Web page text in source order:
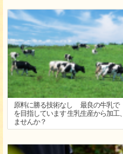
原料に勝る技術なし 最良の牛乳で
を目指しています 生乳生産から加
ませんか？